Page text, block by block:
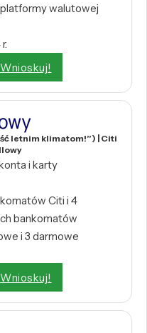
walutowej
Wnioskuj!
letnim klimatom!”) | Citi
i karty
Citi i 4
bankomatów
i 3 darmowe
Wnioskuj!